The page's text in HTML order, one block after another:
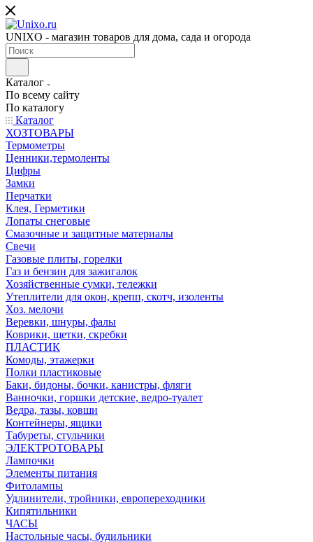
UNIXO - магазин товаров для дома, сада и огорода
Каталог
По всему сайту
По каталогу
Каталог
ХОЗТОВАРЫ
Термометры
Ценники,термоленты
Цифры
Замки
Перчатки
Клея, Герметики
Лопаты снеговые
Смазочные и защитные материалы
Свечи
Газовые плиты, горелки
Газ и бензин для зажигалок
Хозяйственные сумки, тележки
Утеплители для окон, крепп, скотч, изоленты
Хоз. мелочи
Веревки, шнуры, фалы
Коврики, щетки, скребки
ПЛАСТИК
Комоды, этажерки
Полки пластиковые
Баки, бидоны, бочки, канистры, фляги
Ванночки, горшки детские, ведро-туалет
Ведра, тазы, ковши
Контейнеры, ящики
Табуреты, стульчики
ЭЛЕКТРОТОВАРЫ
Лампочки
Элементы питания
Фитолампы
Удлинители, тройники, европереходники
Кипятильники
ЧАСЫ
Настольные часы, будильники